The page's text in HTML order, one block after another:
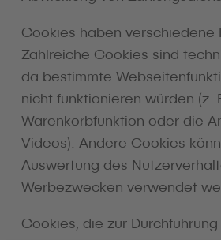
Cookies haben verschiedene
Zahlreiche Cookies sind
da bestimmte
nicht funktionieren würden (z.
Warenkorbfunktion oder die
Videos). Andere Cookies
Auswertung des
Werbezwecken verwendet
Cookies, die zur Durchführung